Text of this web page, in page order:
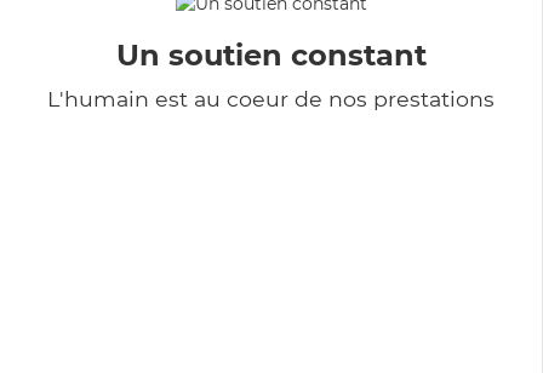
Un soutien constant
L'humain est au coeur de nos prestations